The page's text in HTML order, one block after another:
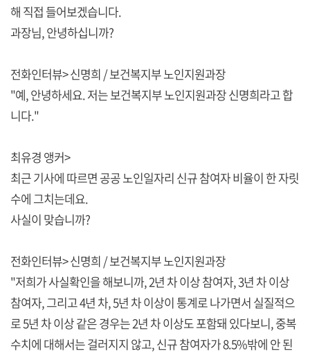
해 직접 들어보겠습니다.
과장님, 안녕하십니까?
전화인터뷰> 신명희 / 보건복지부 노인지원과장
"예, 안녕하세요. 저는 보건복지부 노인지원과장 신명희라고 합
니다."
최유경 앵커>
최근 기사에 따르면 공공 노인일자리 신규 참여자 비율이 한 자릿
수에 그치는데요.
사실이 맞습니까?
전화인터뷰> 신명희 / 보건복지부 노인지원과장
"저희가 사실확인을 해보니까, 2년 차 이상 참여자, 3년 차 이상
참여자, 그리고 4년 차, 5년 차 이상이 통계로 나가면서 실질적으
로 5년 차 이상 같은 경우는 2년 차 이상도 포함돼 있다보니, 중복
수치에 대해서는 걸러지지 않고, 신규 참여자가 8.5%밖에 안 된